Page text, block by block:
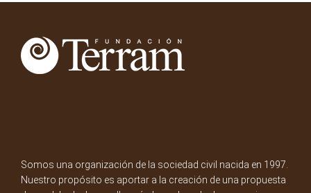
Somos una organización de la sociedad civil nacida en 1997.
Nuestro propósito es aportar a la creación de una propuesta